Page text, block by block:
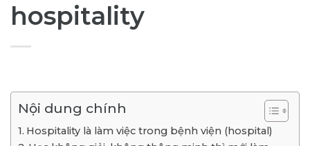
hospitality
Nội dung chính
Hospitality là làm việc trong bệnh viện (hospital)